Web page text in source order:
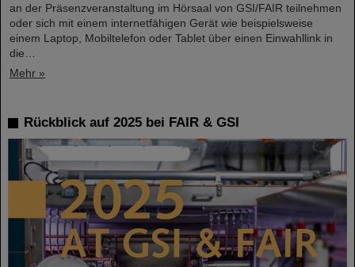
an der Präsenzveranstaltung im Hörsaal von GSI/FAIR teilnehmen
oder sich mit einem internetfähigen Gerät wie beispielsweise
einem Laptop, Mobiltelefon oder Tablet über einen Einwahllink in
die…
Mehr »
Rückblick auf 2025 bei FAIR & GSI